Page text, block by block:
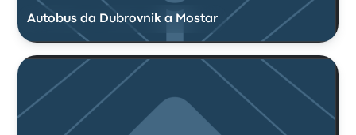
Autobus da Dubrovnik a Mostar